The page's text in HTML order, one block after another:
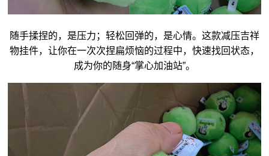
随手揉捏的，是压力；轻松回弹的，是心情。这款减压吉祥
物挂件，让你在一次次捏扁烦恼的过程中，快速找回状态，
成为你的随身“掌心加油站”。